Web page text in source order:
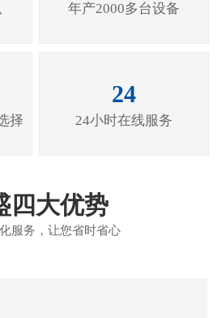
年产2000多台设备
择
24
24小时在线服务
四大优势
服务，让您省时省心